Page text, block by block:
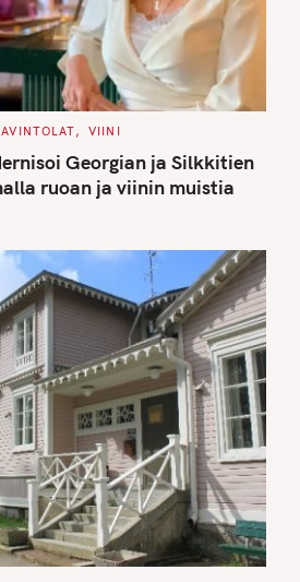
VIINI
Georgian ja Silkkitien
ruoan ja viinin muistia